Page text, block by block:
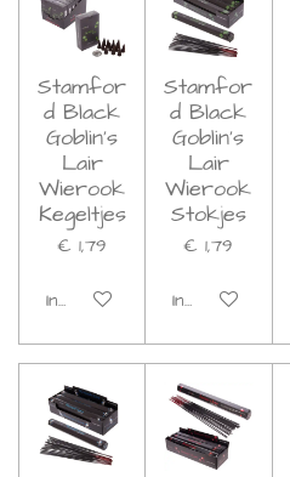
Stamfor
d Black
Goblin's
Lair
Wierook
Kegeltjes
€ 1,79
In winkelwagen
Stamfor
d Black
Goblin's
Lair
Wierook
Stokjes
€ 1,79
In winkelwagen